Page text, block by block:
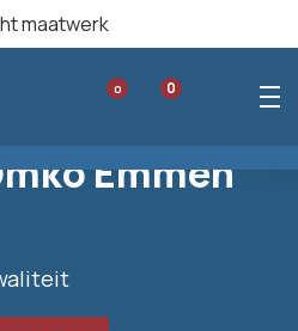
maatwerk
0 0
Emmen